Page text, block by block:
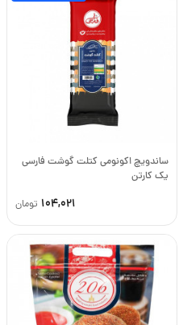
ساندویچ اکونومی کتلت گوشت فارسی
یک کارتن
104,021 تومان